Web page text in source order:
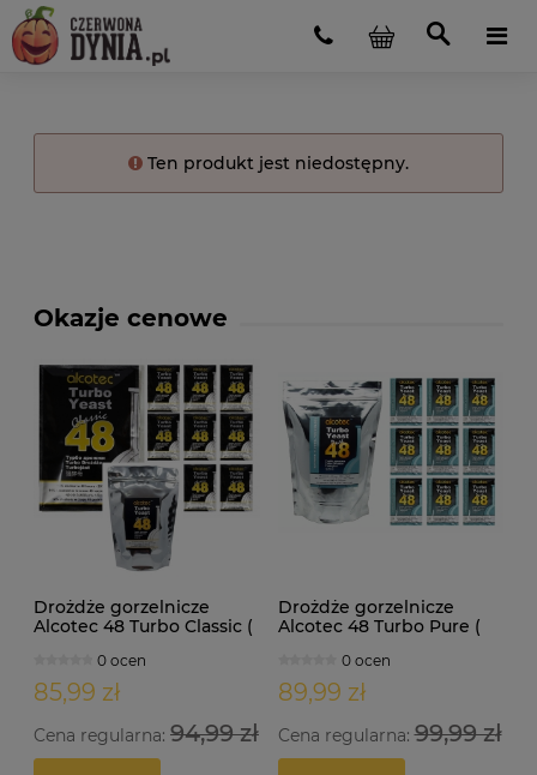
Ten produkt jest niedostępny.
Okazje cenowe
Drożdże gorzelnicze
Alcotec 48 Turbo Classic (
0 ocen
85,99 zł
Cena regularna: 94,99 zł
Drożdże gorzelnicze
Alcotec 48 Turbo Pure (
0 ocen
89,99 zł
Cena regularna:99,99 zł